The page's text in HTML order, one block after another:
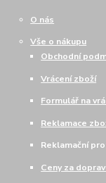
O nás
Vše o nákupu
Obchodní
Vrácení zboží
Formulář na
Reklamace
Reklamační
Ceny za